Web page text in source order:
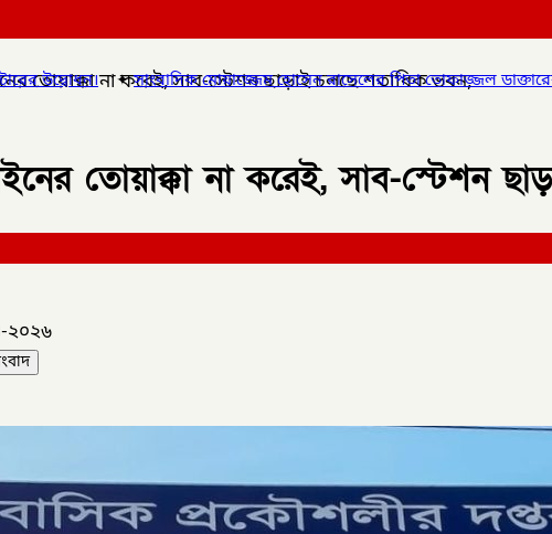
মোয়াজ্জেম হোসেন রাসেলের পিতা তোফাজ্জল ডাক্তারের জানাজা ও দাফন সম্পন্ন।
তোয়াক্কা না করেই, সাব-স্টেশন ছাড়াই চলছে শতাধিক ভবন,
তোয়াক্কা না করেই, সাব-স্টেশন
২০২৬